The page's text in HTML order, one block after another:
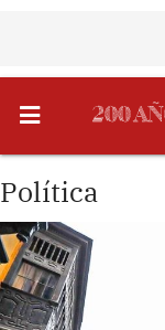
Política